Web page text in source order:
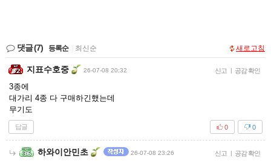
댓글(7) 등록순 최신순 새로고침
지표수호중 26-07-08 20:32 신고 | 공감 확인
3종에
대가리 4종 다 구매하긴했는데
무기도
답글 0
0
하와이안민초 26-07-08 23:26 신고 | 공감 확인